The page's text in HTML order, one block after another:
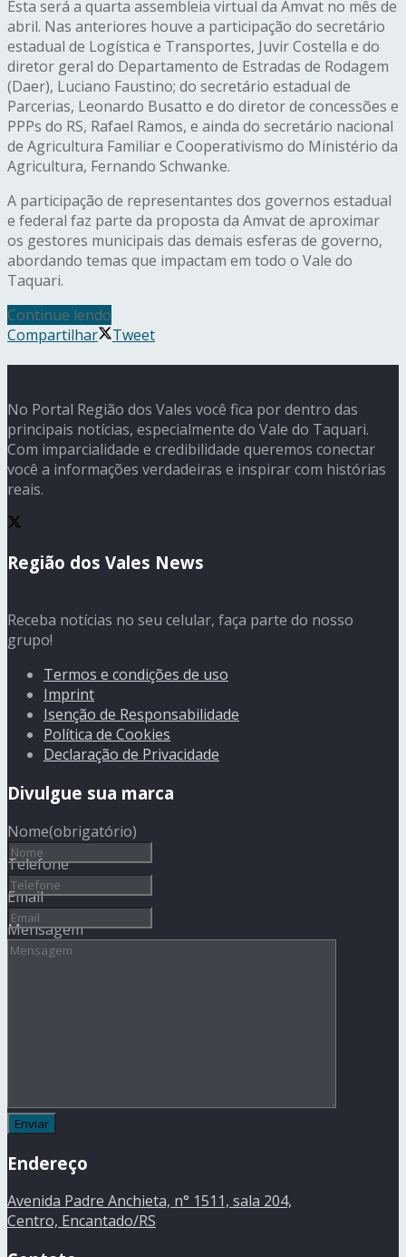
Esta será a quarta assembleia virtual da Amvat no mês de
abril. Nas anteriores houve a participação do secretário
estadual de Logística e Transportes, Juvir Costella e do
diretor geral do Departamento de Estradas de Rodagem
(Daer), Luciano Faustino; do secretário estadual de
Parcerias, Leonardo Busatto e do diretor de concessões e
PPPs do RS, Rafael Ramos, e ainda do secretário nacional
de Agricultura Familiar e Cooperativismo do Ministério da
Agricultura, Fernando Schwanke.
A participação de representantes dos governos estadual
e federal faz parte da proposta da Amvat de aproximar
os gestores municipais das demais esferas de governo,
abordando temas que impactam em todo o Vale do
Taquari.
Continue lendo
Compartilhar
Tweet
No Portal Região dos Vales você fica por dentro das
principais notícias, especialmente do Vale do Taquari.
Com imparcialidade e credibilidade queremos conectar
você a informações verdadeiras e inspirar com histórias
reais.
Região dos Vales News
Receba notícias no seu celular, faça parte do nosso
grupo!
Termos e condições de uso
Imprint
Isenção de Responsabilidade
Política de Cookies
Declaração de Privacidade
Divulgue sua marca
Nome(obrigatório)
Telefone
Email
Mensagem
Endereço
Avenida Padre Anchieta, n° 1511, sala 204,
Centro, Encantado/RS